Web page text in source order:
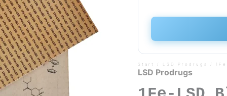
Start / LSD Prodrugs /
LSD Prodrugs